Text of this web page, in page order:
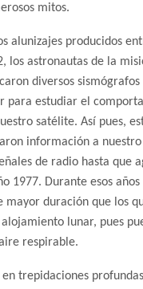
mitos.
alunizajes producidos
los astronautas de la
diversos
para estudiar el
satélite. Así pues,
información a
de radio hasta que
1977. Durante esos
mayor duración que los
lunar, pues
respirable.
trepidaciones